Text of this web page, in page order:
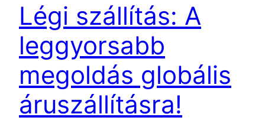
Légi szállítás: A
leggyorsabb
megoldás globális
áruszállításra!